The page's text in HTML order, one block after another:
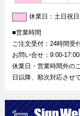
休業日：土日祝
■営業時間
ご注文受付：24時間受
お問い合せ：9:00-
休業日・営業時間外の
日以降、順次対応させ